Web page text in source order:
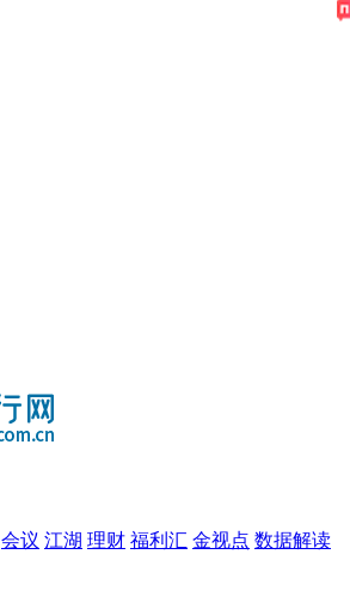
会议 江湖 理财 福利汇 金视点 数据解读